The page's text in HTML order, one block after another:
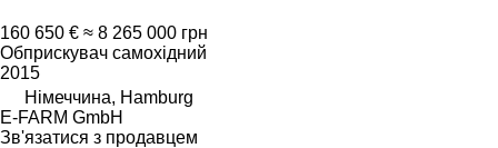
160 650 € ≈ 8 265 000 грн
Обприскувач самохідний
2015
Німеччина, Hamburg
E-FARM GmbH
Зв'язатися з продавцем